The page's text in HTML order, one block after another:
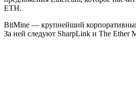
ETH.
BitMine — крупнейший
За ней следуют SharpLink и The Ether